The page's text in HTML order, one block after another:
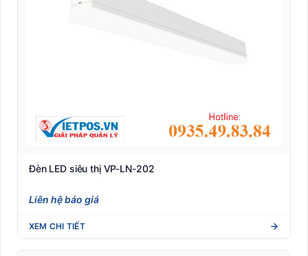
Đèn LED siêu thị VP-LN-202
Liên hệ báo giá
XEM CHI TIẾT